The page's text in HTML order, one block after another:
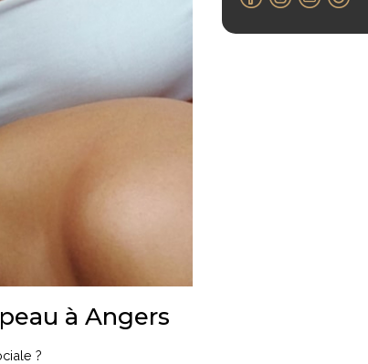
à Angers
?